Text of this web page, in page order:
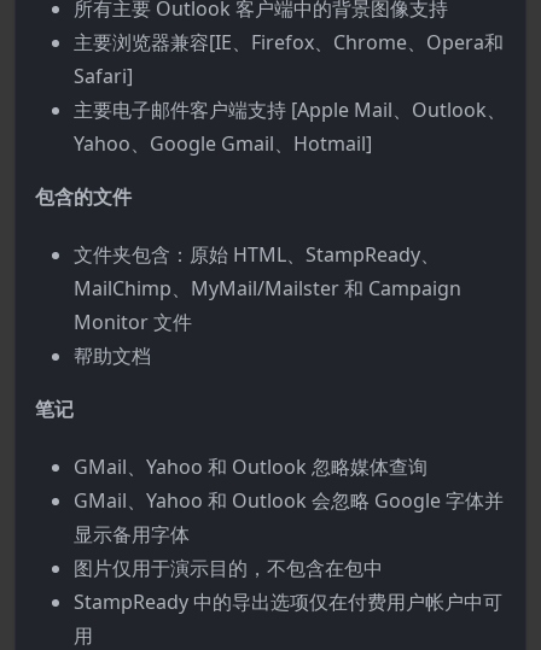
所有主要 Outlook 客户端中的背景图像支持
主要浏览器兼容[IE、Firefox、Chrome、Opera和
Safari]
主要电子邮件客户端支持 [Apple Mail、Outlook、
Yahoo、Google Gmail、Hotmail]
包含的文件
文件夹包含：原始 HTML、StampReady、
MailChimp、MyMail/Mailster 和 Campaign
Monitor 文件
帮助文档
笔记
GMail、Yahoo 和 Outlook 忽略媒体查询
GMail、Yahoo 和 Outlook 会忽略 Google 字体并
显示备用字体
图片仅用于演示目的，不包含在包中
StampReady 中的导出选项仅在付费用户帐户中可
用